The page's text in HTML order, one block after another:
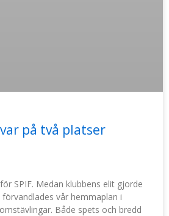
var på två platser
SPIF. Medan klubbens elit gjorde
vår hemmaplan i
Både spets och bredd